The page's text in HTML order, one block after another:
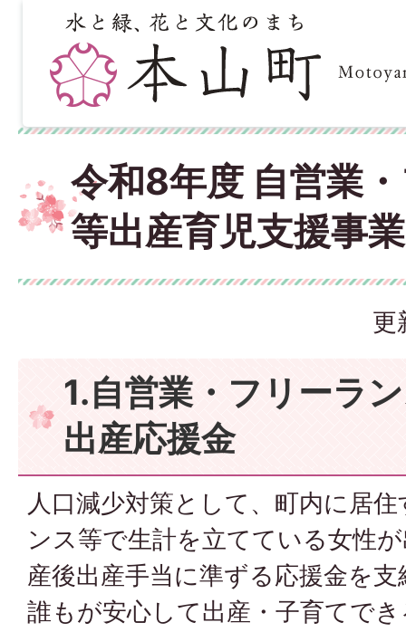
令和8年度 自営業
等出産育児支援事業
更
1.自営業・フリーラ
出産応援金
人口減少対策として、町内に居
ンス等で生計を立てている女性
産後出産手当に準ずる応援金を
誰もが安心して出産・子育てで